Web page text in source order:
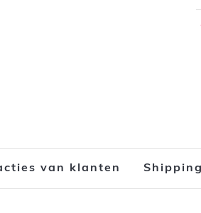
van klanten